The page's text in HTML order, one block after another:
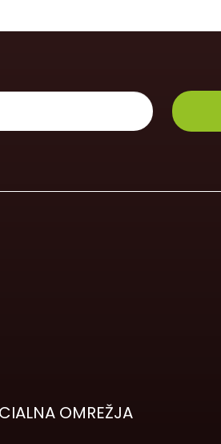
OMREŽJA